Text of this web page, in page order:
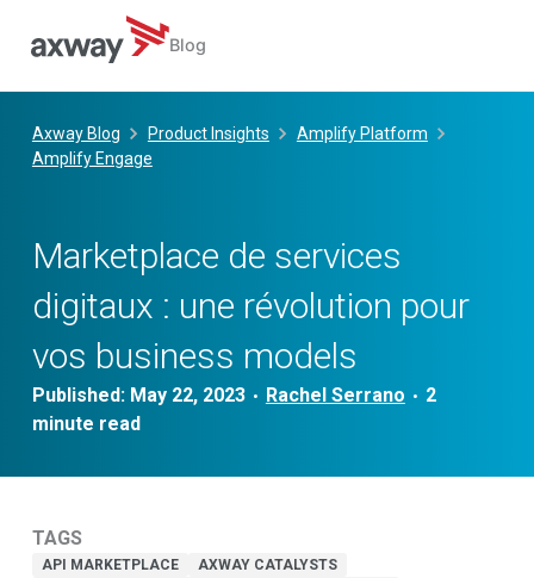
content
Blog
Axway Blog Product Insights
Amplify Platform
Amplify Engage
Marketplace de services
digitaux : une révolution pour
vos business models
Published: May 22, 2023 • Rachel Serrano •
TAGS
API MARKETPLACE
AXWAY CATALYSTS